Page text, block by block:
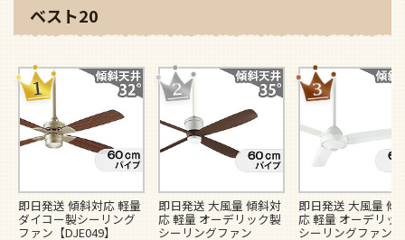
ベスト20
即日発送 傾斜対応 軽量
ダイコー製シーリング
ファン【DJE049】
即日発送 大風量 傾斜対
応 軽量 オーデリック製
シーリングファン
即日発送 大風量 傾
応 軽量 オーデリッ
シーリングファン